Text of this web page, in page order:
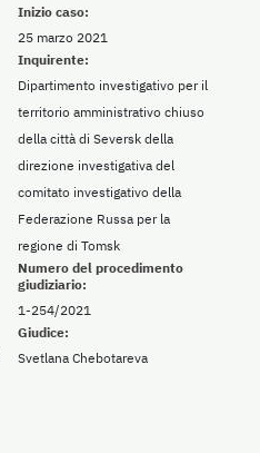
Inizio caso:
25 marzo 2021
Inquirente:
Dipartimento investigativo per il
territorio amministrativo chiuso
della città di Seversk della
direzione investigativa del
comitato investigativo della
Federazione Russa per la
regione di Tomsk
Numero del procedimento
giudiziario:
1-254/2021
Giudice:
Svetlana Chebotareva